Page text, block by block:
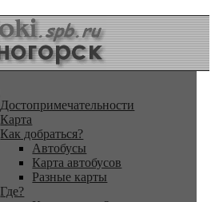
Достопримечательности
Карта
Как добраться?
Автобусы
Карта автобусов
Разные карты
Где?